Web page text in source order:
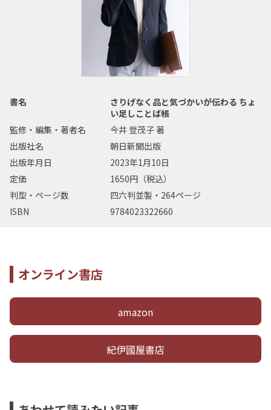
書名
さりげなく品と気づかいが伝わる ちょ
い足しことば帳
監修・編集・著者名
今井 登茂子 著
出版社名
朝日新聞出版
出版年月日
2023年1月10日
定価
1650円（税込）
判型・ページ数
四六判並製・264ページ
ISBN
9784023322660
オンライン書店
amazon
紀伊國屋書店